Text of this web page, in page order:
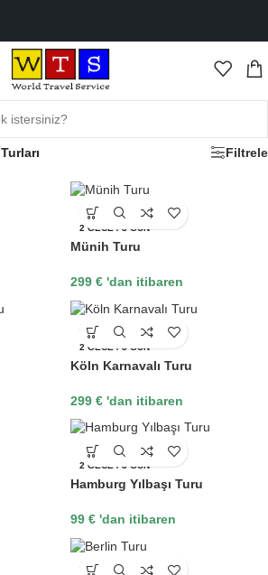
Filtrele
ALMANYA
2 GECE / 3 GÜN
Münih Turu
299 € 'dan itibaren
ALMANYA
2 GECE / 3 GÜN
Köln Karnavalı Turu
299 € 'dan itibaren
ALMANYA
2 GECE / 3 GÜN
Hamburg Yılbaşı Turu
99 € 'dan itibaren
ALMANYA